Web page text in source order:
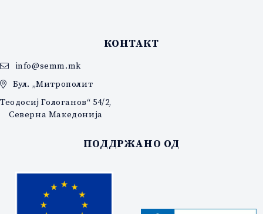
КОНТАКТ
info@semm.mk
Бул. „Митрополит
Теодосиј Гологанов“ 54/2,
Северна Македонија
ПОДДРЖАНО ОД